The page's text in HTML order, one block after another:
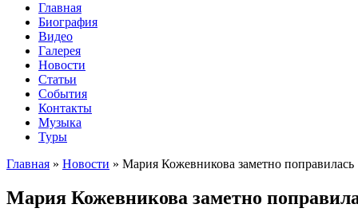
Главная
Биография
Видео
Галерея
Новости
Статьи
События
Контакты
Музыка
Туры
Главная » Новости » Мария Кожевникова заметно поправилась
Мария Кожевникова заметно